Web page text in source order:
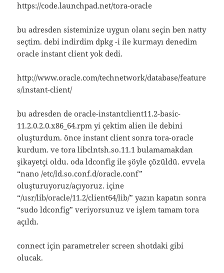
https://code.launchpad.net/tora-oracle
bu adresden sisteminize uygun olanı seçin ben natty
seçtim. debi indirdim dpkg -i ile kurmayı denedim
oracle instant client yok dedi.
http://www.oracle.com/technetwork/database/feature
s/instant-client/
bu adresden de oracle-instantclient11.2-basic-
11.2.0.2.0.x86_64.rpm yi çektim alien ile debini
oluşturdum. önce instant client sonra tora-oracle
kurdum. ve tora libclntsh.so.11.1 bulamamakdan
şikayetçi oldu. oda ldconfig ile şöyle çözüldü. evvela
“nano /etc/ld.so.conf.d/oracle.conf”
oluşturuyoruz/açıyoruz. içine
“/usr/lib/oracle/11.2/client64/lib/” yazın kapatın sonra
“sudo ldconfig” veriyorsunuz ve işlem tamam tora
açıldı.
connect için parametreler screen shotdaki gibi
olucak.